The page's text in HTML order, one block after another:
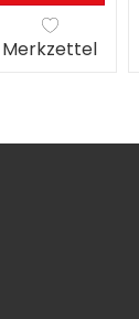
Merkzettel